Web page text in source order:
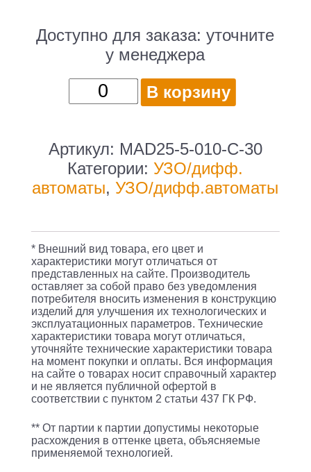
Доступно для заказа:уточните
у менеджера
Количество
товара
автом.
дифф.
тока
32
Generica
MAD25-
5-
010-
C-
30
10A
тип
6kA
30мА
В корзину
Артикул: MAD25-5-010-C-30
Категории:УЗО/дифф.
автоматы,УЗО/дифф.автоматы
* Внешний вид товара, его цвет и
характеристики могут отличаться от
представленных на сайте. Производитель
оставляет за собой право без уведомления
потребителя вносить изменения в конструкцию
изделий для улучшения их технологических и
эксплуатационных параметров. Технические
характеристики товара могут отличаться,
уточняйте технические характеристики товара
на момент покупки и оплаты. Вся информация
на сайте о товарах носит справочный характер
и не является публичной офертой в
соответствии с пунктом 2 статьи 437 ГК РФ.
** От партии к партии допустимы некоторые
расхождения в оттенке цвета, объясняемые
применяемой технологией.